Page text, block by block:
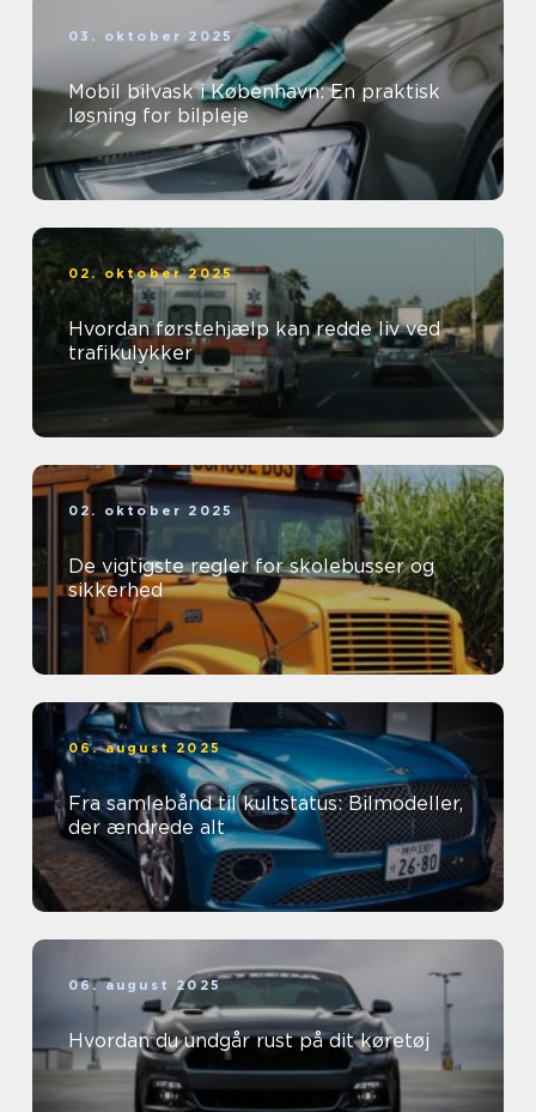
03. oktober 2025
Mobil bilvask i København: En praktisk
løsning for bilpleje
02. oktober 2025
Hvordan førstehjælp kan redde liv ved
trafikulykker
02. oktober 2025
De vigtigste regler for skolebusser og
sikkerhed
06. august 2025
Fra samlebånd til kultstatus: Bilmodeller,
der ændrede alt
06. august 2025
Hvordan du undgår rust på dit køretøj